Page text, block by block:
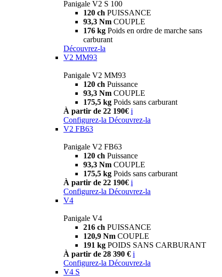
Panigale V2 S 100
120 ch PUISSANCE
93,3 Nm COUPLE
176 kg Poids en ordre de marche sans
carburant
Découvrez-la
V2 MM93
Panigale V2 MM93
120 ch Puissance
93,3 Nm COUPLE
175,5 kg Poids sans carburant
À partir de 22 190€ i
Configurez-la Découvrez-la
V2 FB63
Panigale V2 FB63
120 ch Puissance
93,3 Nm COUPLE
175,5 kg Poids sans carburant
À partir de 22 190€ i
Configurez-la Découvrez-la
V4
Panigale V4
216 ch PUISSANCE
120,9 Nm COUPLE
191 kg POIDS SANS CARBURANT
À partir de 28 390 € i
Configurez-la Découvrez-la
V4 S